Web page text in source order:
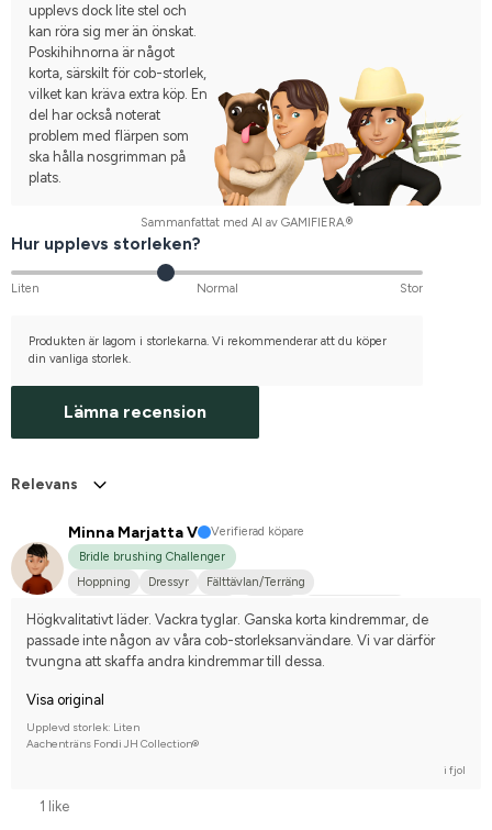
upplevs dock lite stel och
kan röra sig mer än önskat.
Poskihihnorna är något
korta, särskilt för cob-storlek,
vilket kan kräva extra köp. En
del har också noterat
problem med flärpen som
ska hålla nosgrimman på
plats.
Sammanfattat med AI av GAMIFIERA.®
Hur upplevs storleken?
Liten Normal Stor
Produkten är lagom i storlekarna. Vi rekommenderar att du köper
din vanliga storlek.
Lämna recension
Relevans
Minna Marjatta V
Verifierad köpare
Bridle brushing Challenger
Hoppning
Dressyr
Fälttävlan/Terräng
Estnisk Häst
Finskt kallblod Korsningsponny Nej, jag tävlar inte
Högkvalitativt läder. Vackra tyglar. Ganska korta kindremmar, de
passade inte någon av våra cob-storleksanvändare. Vi var därför
tvungna att skaffa andra kindremmar till dessa.
Visa original
Upplevd storlek: Liten
Aachenträns Fondi JH Collection®
i fjol
1 like